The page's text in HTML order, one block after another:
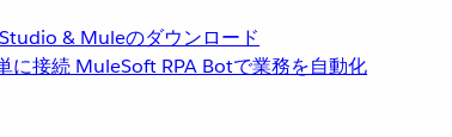
Studio & Muleのダウンロード
に接続 MuleSoft RPA Botで業務を自動化